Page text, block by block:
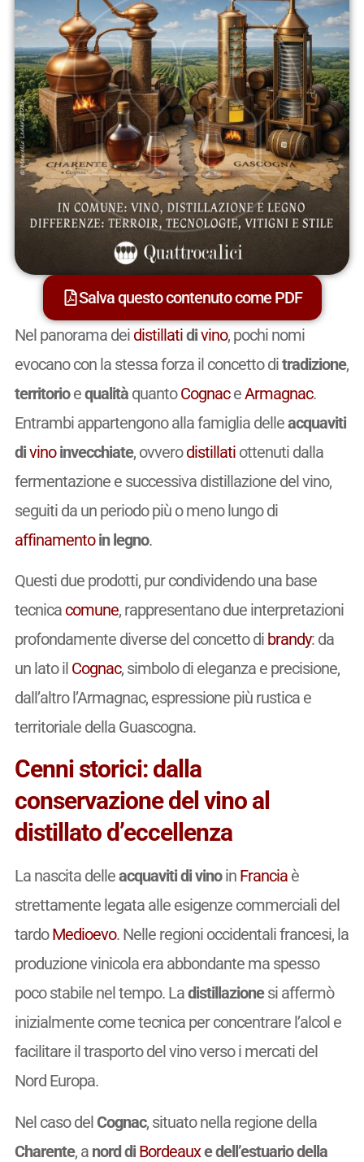
Salva questo contenuto come PDF
Nel panorama dei distillatidivino, pochi nomi
evocano con la stessa forza il concetto ditradizione,
territorioequalitàquantoCognaceArmagnac.
Entrambi appartengono alla famiglia delleacquaviti
divinoinvecchiate, ovverodistillatiottenuti dalla
fermentazione e successiva distillazione del vino,
seguiti da un periodo più o meno lungo di
affinamentoin legno.
Questi due prodotti, pur condividendo una base
tecnica comune, rappresentano due interpretazioni
profondamente diverse del concetto di brandy: da
un lato il Cognac, simbolo di eleganza e precisione,
dall’altro l’Armagnac, espressione più rustica e
territoriale della Guascogna.
Cenni storici: dalla
conservazione del vino al
distillato d’eccellenza
La nascita delleacquaviti di vinoin Franciaè
strettamente legata alle esigenze commerciali del
tardoMedioevo. Nelle regioni occidentali francesi, la
produzione vinicola era abbondante ma spesso
poco stabile nel tempo. Ladistillazionesi affermò
inizialmente come tecnica per concentrare l’alcol e
facilitare il trasporto del vino verso i mercati del
Nord Europa.
Nel caso del Cognac, situato nella regione della
Charente, a nord diBordeauxe dell’estuario della